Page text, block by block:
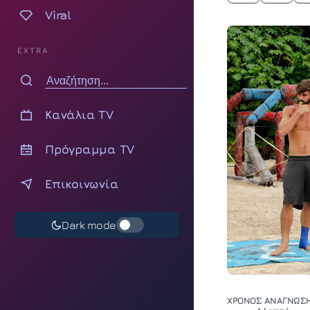
Viral
EXTRA
Κανάλια TV
Πρόγραμμα TV
Επικοινωνία
Dark mode
ΧΡΟΝΟΣ